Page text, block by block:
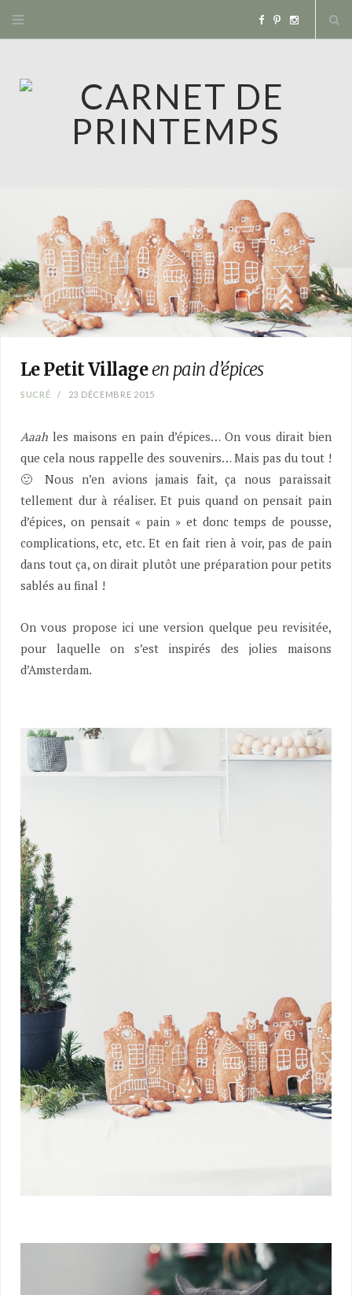
F
e
o
k
P
r
e
s
t
I
r
a
m
Le Petit Villageen pain d’épices
SUCRÉ 23 DÉCEMBRE 2015
Aaah les maisons en pain d’épices… On vous dirait bien
que cela nous rappelle des souvenirs… Mais pas du tout !
🙂 Nous n’en avions jamais fait, ça nous paraissait
tellement dur à réaliser. Et puis quand on pensait pain
d’épices, on pensait « pain » et donc temps de pousse,
complications, etc, etc. Et en fait rien à voir, pas de pain
dans tout ça, on dirait plutôt une préparation pour petits
sablés au final !
On vous propose ici une version quelque peu revisitée,
pour laquelle on s’est inspirés des jolies maisons
d’Amsterdam.